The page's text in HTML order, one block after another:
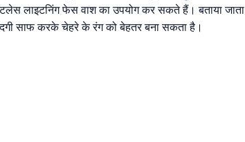
लाइटनिंग फेस वाश का उपयोग कर सकते हैं। बताया जाता
साफ करके चेहरे के रंग को बेहतर बना सकता है।